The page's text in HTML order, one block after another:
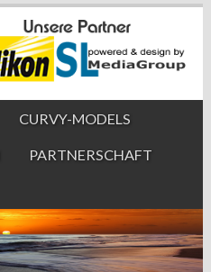
CURVY-MODELS
PARTNERSCHAFT